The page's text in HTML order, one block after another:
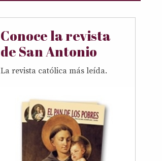
Conoce la revista
de San Antonio
La revista católica más leída.